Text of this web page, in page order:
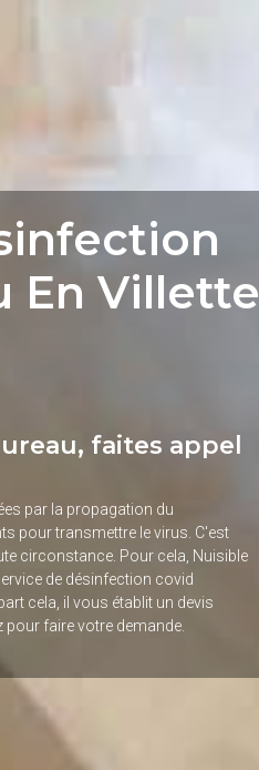
En Villette
faites appel
par la propagation du
pour transmettre le virus. C'est
circonstance. Pour cela, Nuisible
de désinfection covid
cela, il vous établit un devis
faire votre demande.